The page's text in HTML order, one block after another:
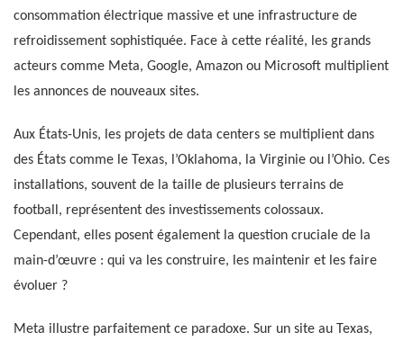
consommation électrique massive et une infrastructure de
refroidissement sophistiquée. Face à cette réalité, les grands
acteurs comme Meta, Google, Amazon ou Microsoft multiplient
les annonces de nouveaux sites.
Aux États-Unis, les projets de data centers se multiplient dans
des États comme le Texas, l’Oklahoma, la Virginie ou l’Ohio. Ces
installations, souvent de la taille de plusieurs terrains de
football, représentent des investissements colossaux.
Cependant, elles posent également la question cruciale de la
main-d’œuvre : qui va les construire, les maintenir et les faire
évoluer ?
Meta illustre parfaitement ce paradoxe. Sur un site au Texas,